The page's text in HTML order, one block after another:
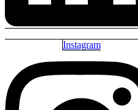
Instagram